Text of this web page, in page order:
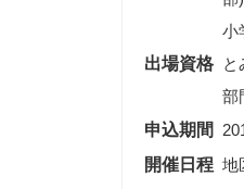
出場資格
小
と
部
申込期間
開催日程 地